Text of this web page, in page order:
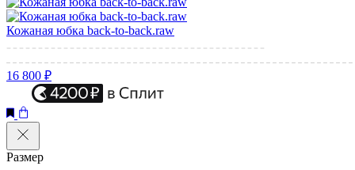
Кожаная юбка back-to-back.raw
16 800 ₽
Размер